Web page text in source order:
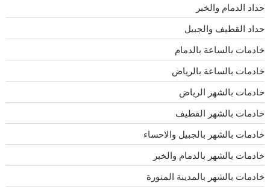
حداد الدمام والخبر
حداد القطيف والجبيل
خادمات بالساعة بالدمام
خادمات بالساعة بالرياض
خادمات بالشهر الرياض
خادمات بالشهر القطيف
خادمات بالشهر بالجبيل والاحساء
خادمات بالشهر بالدمام والخبر
خادمات بالشهر بالمدينة المنورة